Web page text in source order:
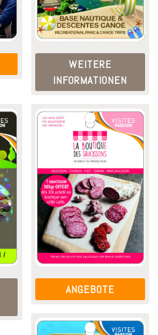
WEITERE
INFORMATIONEN
ANGEBOTE